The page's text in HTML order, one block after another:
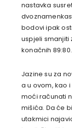
nastavka
bodovi ipak
uspjeli smanjiti
konačnih 89:80.
Jazine su za
a u ovom, kao
moći računati
mišića. Da će
utakmici